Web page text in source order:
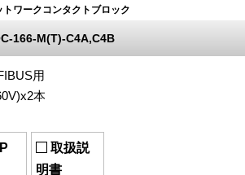
ワークコンタクトブロック
166-M(T)-C4A,C4B
用
本
取扱説
明書